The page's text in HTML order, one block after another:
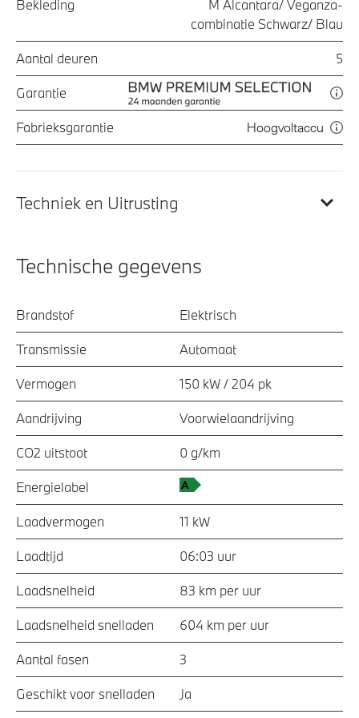
Bekleding
M Alcantara/ Veganza-
combinatie Schwarz/ Blau
Aantal deuren 5
Garantie
Fabrieksgarantie Hoogvoltaccu
Techniek en Uitrusting
Technische gegevens
Brandstof Elektrisch
Transmissie Automaat
Vermogen 150 kW / 204 pk
Aandrijving Voorwielaandrijving
CO2 uitstoot 0 g/km
Energielabel
Laadvermogen 11 kW
Laadtijd 06:03 uur
Laadsnelheid 83 km per uur
Laadsnelheid snelladen 604 km per uur
Aantal fasen 3
Geschikt voor snelladen Ja